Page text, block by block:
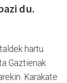
du.
hartu
Gaztienak
Karakate